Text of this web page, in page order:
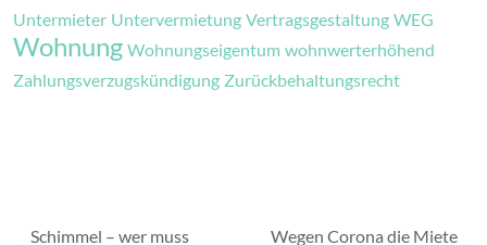
Untermieter Untervermietung Vertragsgestaltung WEG
Wohnung Wohnungseigentum wohnwerterhöhend
Zahlungsverzugskündigung Zurückbehaltungsrecht
Schimmel – wer muss
Wegen Corona die Miete